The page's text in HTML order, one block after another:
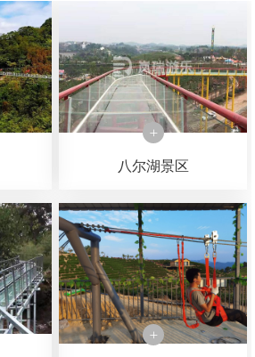
八尔湖景区